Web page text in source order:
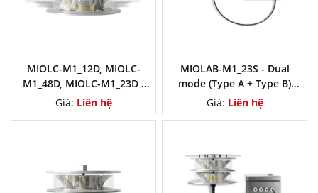
MIOLC-M1_12D, MIOLC-
M1_48D, MIOLC-M1_23D -
Double (Main + Stand-By)
Obstruction Light, Medium
Giá: Liên hệ
MIOLAB-M1_23S - Dual
mode (Type A + Type B)
Obstruction Light, Medium
Intensity
Giá: Liên hệ